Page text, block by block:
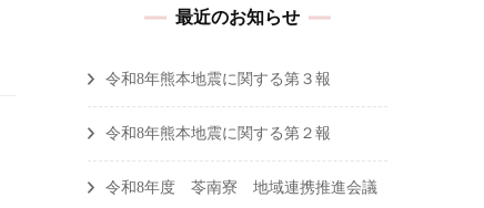
最近のお知らせ
令和8年熊本地震に関する第３報
令和8年熊本地震に関する第２報
令和8年度 苓南寮 地域連携推進会議